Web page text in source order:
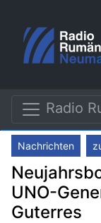
Radio
Nachrichten
UNO-
Guterres